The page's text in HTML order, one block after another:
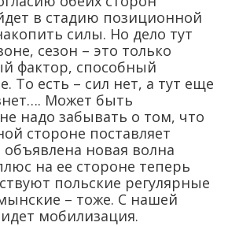
в стадию позиционной
силы. Но дело тут
сезон – это только
фактор, способный
То есть – сил нет, а тут еще
Может быть
надо забывать о том, что
стороне поставляет
новая волна
на ее стороне теперь
польские регулярные
– тоже. С нашей
мобилизация.